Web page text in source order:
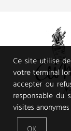
Ce site utilise
votre terminal
accepter ou
responsable du
visites